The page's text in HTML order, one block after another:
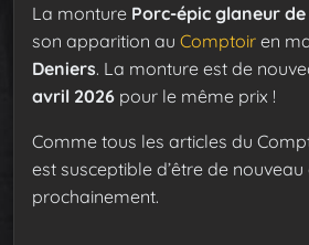
La monture Porc-épic glaneur
son apparition au Comptoir en
Deniers. La monture est de
avril 2026 pour le même prix !
Comme tous les articles du
est susceptible d’être de
prochainement.